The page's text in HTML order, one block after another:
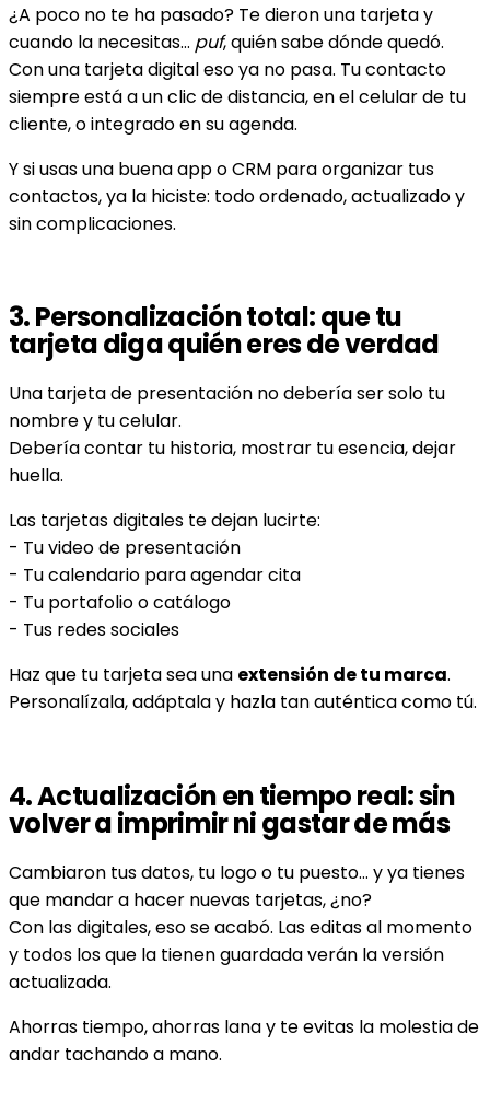
¿A poco no te ha pasado? Te dieron una tarjeta y
cuando la necesitas… puf, quién sabe dónde quedó.
Con una tarjeta digital eso ya no pasa. Tu contacto
siempre está a un clic de distancia, en el celular de tu
cliente, o integrado en su agenda.
Y si usas una buena app o CRM para organizar tus
contactos, ya la hiciste: todo ordenado, actualizado y
sin complicaciones.
3.Personalización total: que tu
tarjeta diga quién eres de verdad
Una tarjeta de presentación no debería ser solo tu
nombre y tu celular.
Debería contar tu historia, mostrar tu esencia, dejar
huella.
Las tarjetas digitales te dejan lucirte:
- Tu video de presentación
- Tu calendario para agendar cita
- Tu portafolio o catálogo
- Tus redes sociales
Haz que tu tarjeta sea una extensión de tu marca.
Personalízala, adáptala y hazla tan auténtica como tú.
4.Actualización en tiempo real: sin
volver a imprimir ni gastar de más
Cambiaron tus datos, tu logo o tu puesto… y ya tienes
que mandar a hacer nuevas tarjetas, ¿no?
Con las digitales, eso se acabó. Las editas al momento
y todos los que la tienen guardada verán la versión
actualizada.
Ahorras tiempo, ahorras lana y te evitas la molestia de
andar tachando a mano.